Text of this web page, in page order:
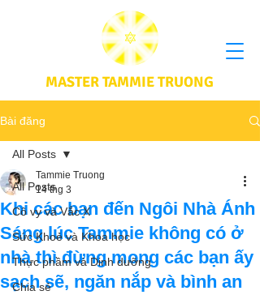
MASTER TAMMIE TRUONG
Bài đăng
All Posts
Cô vy và Vắc X
Sức Khoẻ và Khoa học
Thực phầm và Dinh dưỡng
Chia sẻ
All Posts
Khi các bạn đến Ngôi Nhà Ánh
Sáng lúc Tammie không có ở
nhà thì đừng mong các bạn ấy
sạch sẽ, ngăn nắp và bình an
Tammie Truong
14 thg 3